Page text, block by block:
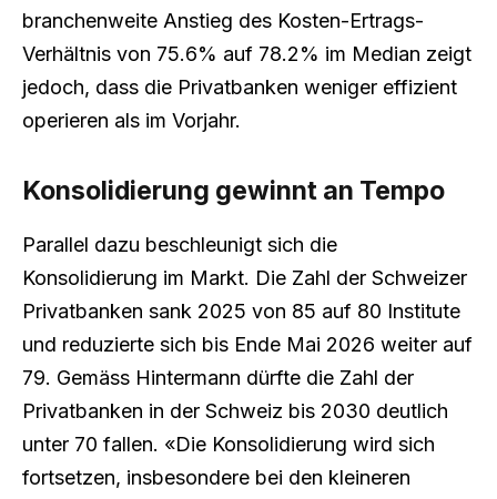
branchenweite Anstieg des Kosten-Ertrags-
Verhältnis von 75.6% auf 78.2% im Median zeigt
jedoch, dass die Privatbanken weniger effizient
operieren als im Vorjahr.
Konsolidierung gewinnt an Tempo
Parallel dazu beschleunigt sich die
Konsolidierung im Markt. Die Zahl der Schweizer
Privatbanken sank 2025 von 85 auf 80 Institute
und reduzierte sich bis Ende Mai 2026 weiter auf
79. Gemäss Hintermann dürfte die Zahl der
Privatbanken in der Schweiz bis 2030 deutlich
unter 70 fallen. «Die Konsolidierung wird sich
fortsetzen, insbesondere bei den kleineren